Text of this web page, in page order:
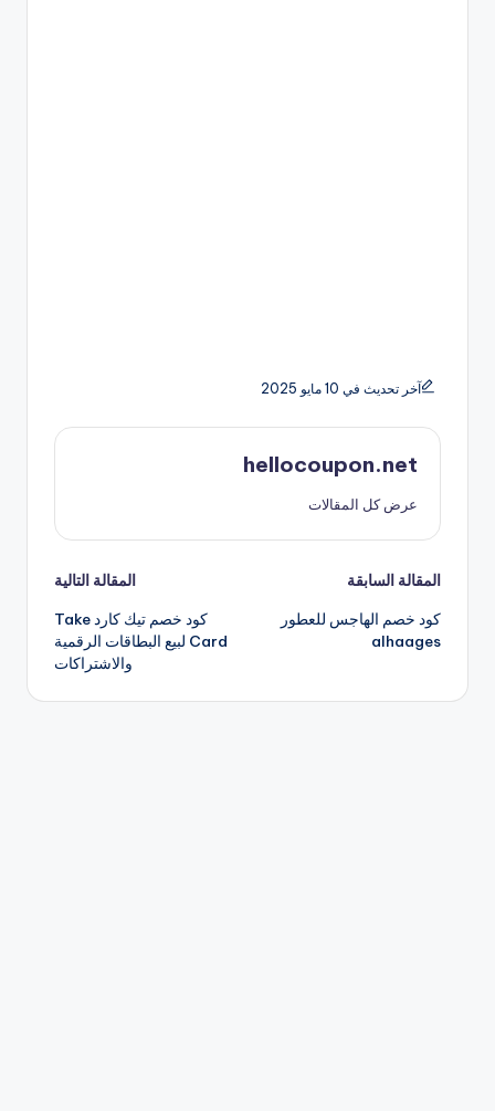
آخر تحديث في 10 مايو 2025
hellocoupon.net
عرض كل المقالات
تصفّح
المقالات
المقالة السابقة
كود خصم الهاجس للعطور
alhaages
المقالة التالية
كود خصم تيك كارد Take
Card لبيع البطاقات الرقمية
والاشتراكات